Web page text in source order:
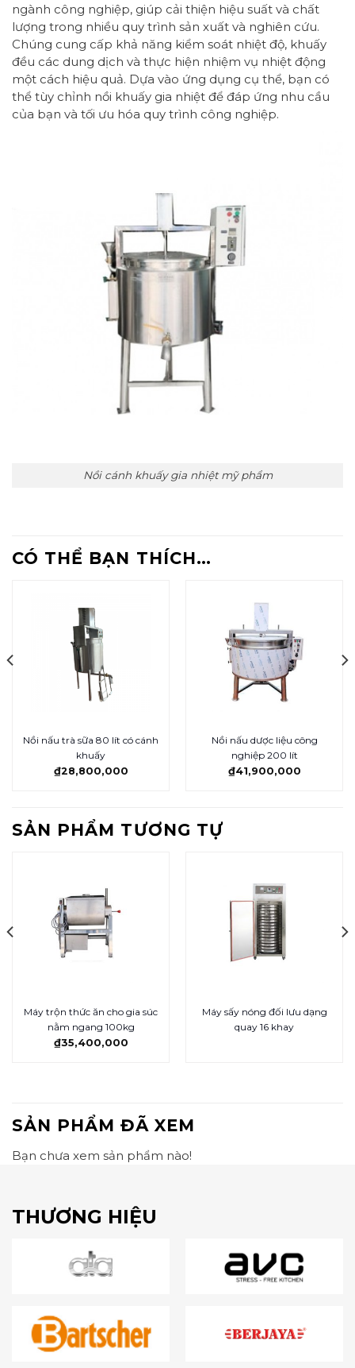
ngành công nghiệp, giúp cải thiện hiệu suất và chất
lượng trong nhiều quy trình sản xuất và nghiên cứu.
Chúng cung cấp khả năng kiểm soát nhiệt độ, khuấy
đều các dung dịch và thực hiện nhiệm vụ nhiệt động
một cách hiệu quả. Dựa vào ứng dụng cụ thể, bạn có
thể tùy chỉnh nồi khuấy gia nhiệt để đáp ứng nhu cầu
của bạn và tối ưu hóa quy trình công nghiệp.
Nồi cánh khuấy gia nhiệt mỹ phẩm
CÓ THỂ BẠN THÍCH…
Nồi nấu trà sữa 80 lít có cánh
khuấy
₫28,800,000
Nồi nấu dược liệu công
nghiệp 200 lít
₫41,900,000
SẢN PHẨM TƯƠNG TỰ
Máy trộn thức ăn cho gia súc
nằm ngang 100kg
₫35,400,000
Máy sấy nóng đối lưu dạng
quay 16 khay
SẢN PHẨM ĐÃ XEM
Bạn chưa xem sản phẩm nào!
THƯƠNG HIỆU